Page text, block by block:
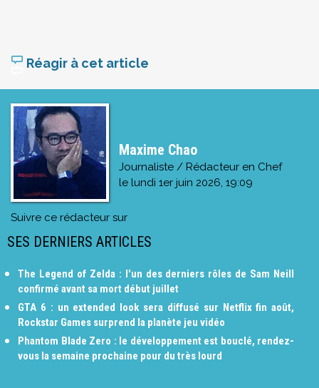
Réagir à cet article
Maxime Chao
Journaliste / Rédacteur en Chef
le lundi 1er juin 2026, 19:09
Suivre ce rédacteur sur
SES DERNIERS ARTICLES
The Legend of Zelda : l'un des derniers rôles de Sam Neill
confirmé avant sa mort début juillet
GTA 6 : un extended look sera diffusé sur Netflix fin août,
Rockstar Games surprend la planète jeu vidéo
Phantom Blade Zero : le développement est bouclé, rendez-
vous la semaine prochaine pour du très lourd